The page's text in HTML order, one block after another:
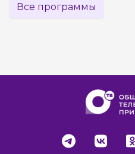
Все программы